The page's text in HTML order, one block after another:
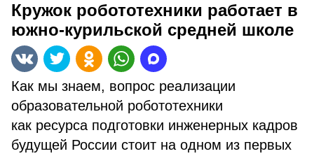
Кружок робототехники работает в
южно-курильской средней школе
Как мы знаем, вопрос реализации
образовательной робототехники
как ресурса подготовки инженерных кадров
будущей России стоит на одном из первых